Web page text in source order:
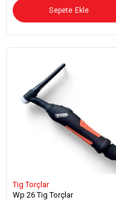
Sepete Ekle
Tig Torçlar
Wp 26 Tig Torçlar